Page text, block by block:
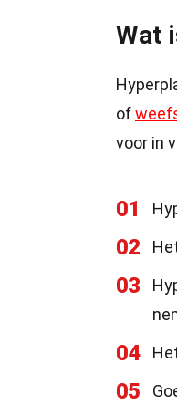
Wat
of
voor in
01
02
03
04
05